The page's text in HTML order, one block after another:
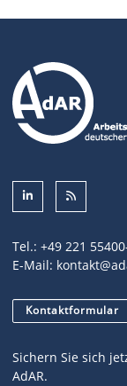
Tel.: +49 221
E-Mail:
Kontaktformular
Sichern Sie sich
AdAR.